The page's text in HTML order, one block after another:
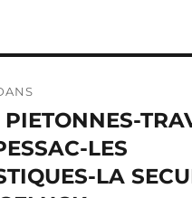
PIETONNES-
LES
LA